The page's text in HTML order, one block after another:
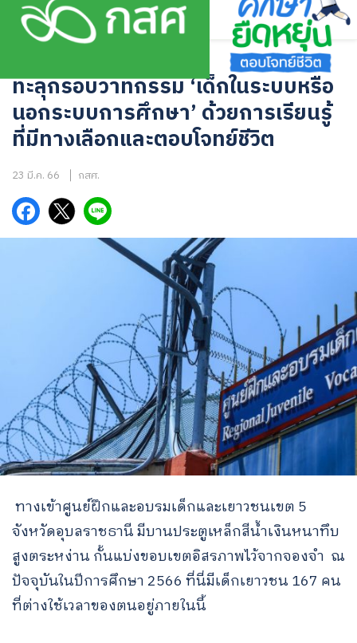
Skip
ทะลุกรอบวาทกรรม ‘เด็กในระบบหรือ
นอกระบบการศึกษา’ ด้วยการเรียนรู้
ที่มีทางเลือกและตอบโจทย์ชีวิต
23 มี.ค. 66 กสศ.
ทางเข้าศูนย์ฝึกและอบรมเด็กและเยาวชนเขต 5
จังหวัดอุบลราชธานี มีบานประตูเหล็กสีน้ำเงินหนาทึบ
สูงตระหง่าน กั้นแบ่งขอบเขตอิสรภาพไว้จากจองจำ ณ
ปัจจุบันในปีการศึกษา 2566 ที่นี่มีเด็กเยาวชน 167 คน
ที่ต่างใช้เวลาของตนอยู่ภายในนี้